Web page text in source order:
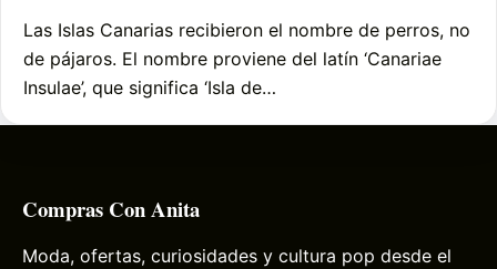
Las Islas Canarias recibieron el nombre de perros, no
de pájaros. El nombre proviene del latín ‘Canariae
Insulae’, que significa ‘Isla de…
Compras Con Anita
Moda, ofertas, curiosidades y cultura pop desde el